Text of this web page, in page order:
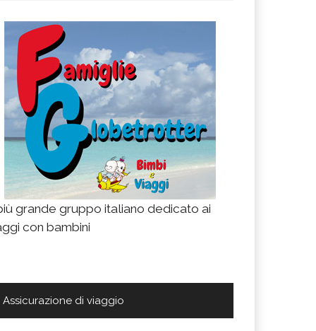
grande gruppo italiano dedicato ai
con bambini
Assicurazione di viaggio